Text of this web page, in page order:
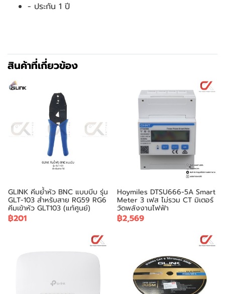
- ประกัน 1 ปี
สินค้าที่เกี่ยวข้อง
GLINK คีมย้ำหัว BNC แบบบีบ รุ่น
GLT-103 สำหรับสาย RG59 RG6
คีมเข้าหัว GLT103 (แท้ศูนย์)
฿201
Hoymiles DTSU666-5A Smart
Meter 3 เฟส ไม่รวม CT มิเตอร์
วัดพลังงานไฟฟ้า
฿2,569